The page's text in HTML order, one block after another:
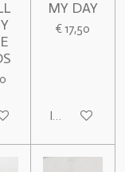
MY DAY
€ 17,50
In